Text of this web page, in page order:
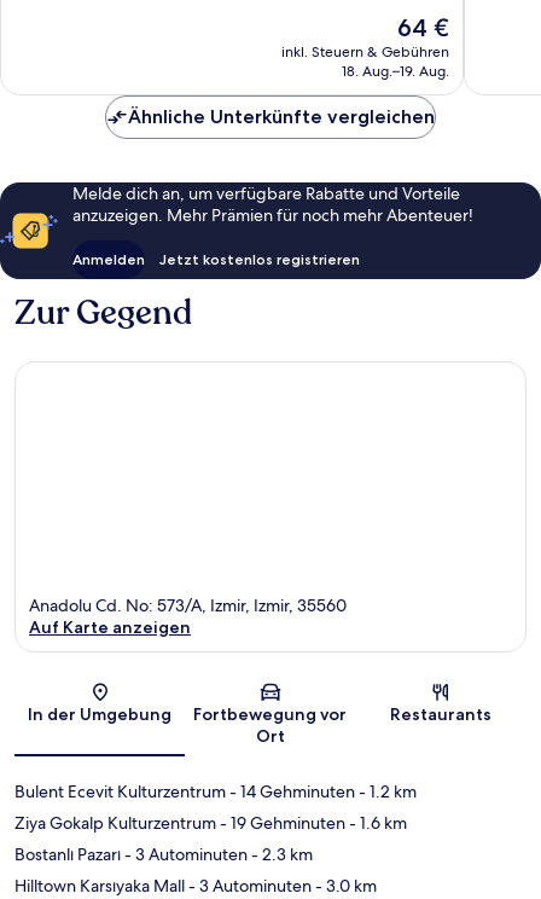
Der
Preis
beträgt
64 €
inkl. Steuern & Gebühren
18. Aug.–19. Aug.
Ähnliche Unterkünfte vergleichen
Melde dich an, um verfügbare Rabatte und Vorteile
anzuzeigen. Mehr Prämien für noch mehr Abenteuer!
Anmelden Jetzt kostenlos registrieren
Zur Gegend
Karte
Anadolu Cd. No: 573/A, Izmir, Izmir, 35560
Auf Karte anzeigen
In der Umgebung
Fortbewegung vor
Ort
Restaurants
Bulent Ecevit Kulturzentrum- 14 Gehminuten- 1.2 km
Ziya Gokalp Kulturzentrum- 19 Gehminuten- 1.6 km
Bostanlı Pazarı- 3 Autominuten- 2.3 km
Hilltown Karsıyaka Mall- 3 Autominuten- 3.0 km